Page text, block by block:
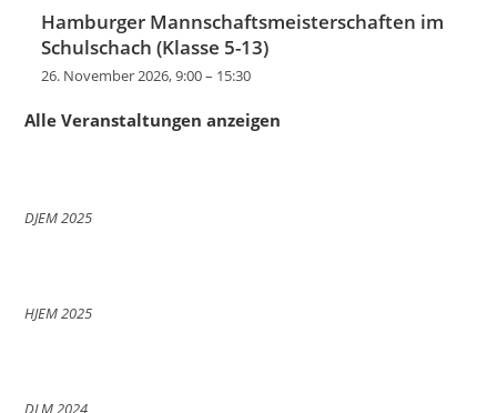
Hamburger Mannschaftsmeisterschaften im
Schulschach (Klasse 5-13)
26. November 2026, 9:00– 15:30
Alle Veranstaltungen anzeigen
DJEM 2025
HJEM 2025
DLM 2024